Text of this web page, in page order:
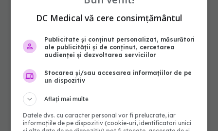
DC Medical vă cere consimțământul
Publicitate și conținut personalizat, măsurători
ale publicității și de conținut, cercetarea
audienței și dezvoltarea serviciilor
Stocarea și/sau accesarea informațiilor de pe
un dispozitiv
Aflați mai multe
Datele dvs. cu caracter personal vor fi prelucrate, iar
informațiile de pe dispozitiv (cookie-uri, identificatori unici